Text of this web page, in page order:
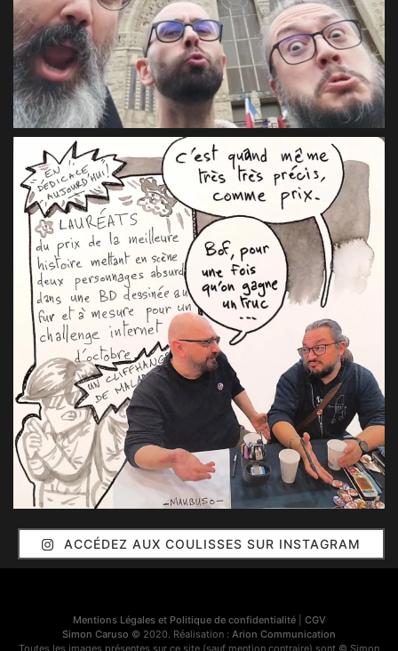
ACCÉDEZ AUX COULISSES SUR INSTAGRAM
Mentions Légales et Politique de confidentialité| CGV
Simon Caruso © 2020. Réalisation : Arion Communication
Toutes les images présentes sur ce site (sauf mention contraire) sont © Simon